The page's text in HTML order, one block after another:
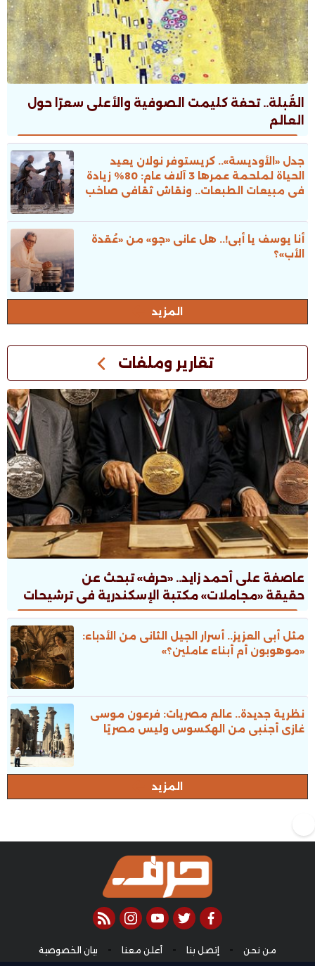
القُبلة.. تحفة كليمت الصوفية والأعلى سعرًا حول
العالم
جدل «الأوديسة».. كريستوفر نولان يعيد
الحياة لملحمة عمرها 3 آلاف عام: 80% زيادة
فى مبيعات الطبعات.. ونقاش ثقافى صاخب
أنا يوسف يا أبى!.. هل عانى «جو» من «عُقدة
الأب»؟
المزيد
تقارير وملفات
عاصفة على أحمد زايد.. «حرف» تبحث عن
حقيقة «مجاملات» مكتبة الإسكندرية فى ترشيحات
جوائز الدولة
مثل أبى العزيز.. أسرار الجيل الثانى من الأدباء:
«موهوبون أم أبناء عاملين؟»
نظرية جديدة.. عالم مصريات: فرعون موسى
غازى أجنبى من الهكسوس وليس مصريًا
المزيد
facebook
twitter
youtube
instagram
rss feed
من نحن - إتصل بنا - أعلن معنا - بيان الخصوصية